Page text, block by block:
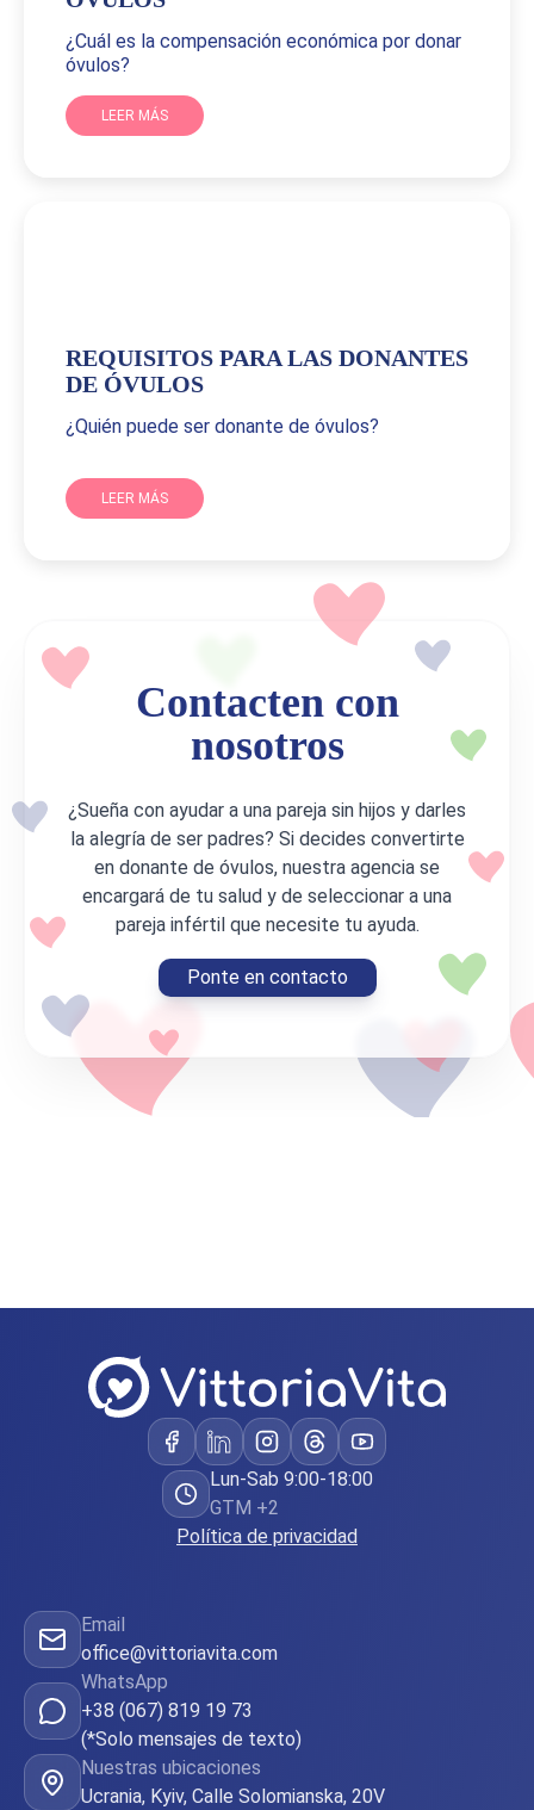
¿Cuál es la compensación económica por donar
óvulos?
LEER MÁS
REQUISITOS PARA LAS DONANTES
DE ÓVULOS
¿Quién puede ser donante de óvulos?
LEER MÁS
Contacten con
nosotros
¿Sueña con ayudar a una pareja sin hijos y darles
la alegría de ser padres? Si decides convertirte
en donante de óvulos, nuestra agencia se
encargará de tu salud y de seleccionar a una
pareja infértil que necesite tu ayuda.
Ponte en contacto
Lun-Sab 9:00-18:00
GTM +2
Política de privacidad
Email
office@vittoriavita.com
WhatsApp
+38 (067) 819 19 73
(*Solo mensajes de texto)
Nuestras ubicaciones
Ucrania, Kyiv, Calle Solomianska, 20V